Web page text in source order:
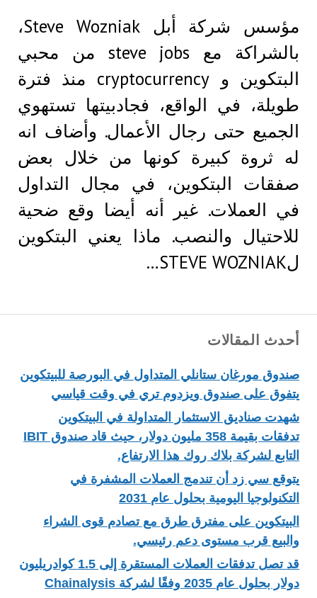
أحدث المقالات
صندوق مورغان ستانلي المتداول في البورصة للبيتكوين
يتفوق على صندوق ويزدوم تري في وقت قياسي
شهدت صناديق الاستثمار المتداولة في البيتكوين
تدفقات بقيمة 358 مليون دولار، حيث قاد صندوق IBIT
التابع لشركة بلاك روك هذا الارتفاع.
يتوقع سي زد أن تندمج العملات المشفرة في
التكنولوجيا اليومية بحلول عام 2031
البيتكوين على مفترق طرق مع تصادم قوى الشراء
والبيع قرب مستوى دعم رئيسي.
قد تصل تدفقات العملات المستقرة إلى 1.5 كوادريليون
دولار بحلول عام 2035 وفقًا لشركة Chainalysis
مؤسس شركة أبل Steve Wozniak،
بالشراكة مع steve jobs من محبي
البتكوين و cryptocurrency منذ فترة
طويلة، في الواقع، فجادبيتها تستهوي
الجميع حتى رجال الأعمال. وأضاف انه
له ثروة كبيرة كونها من خلال بعض
صفقات البتكوين، في مجال التداول
في العملات. غير أنه أيضا وقع ضحية
للاحتيال والنصب. ماذا يعني البتكوين
لSTEVE WOZNIAK…